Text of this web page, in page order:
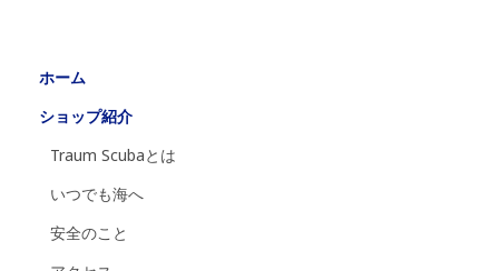
ホーム
ショップ紹介
Traum Scubaとは
いつでも海へ
安全のこと